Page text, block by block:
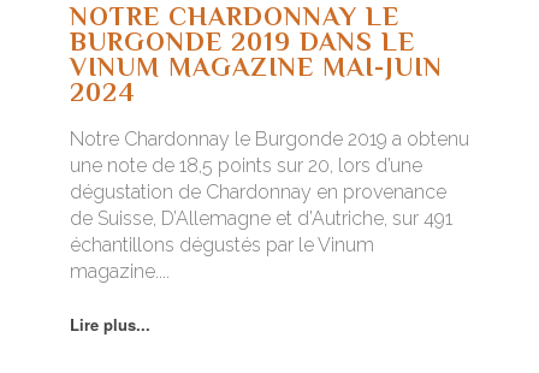
NOTRE CHARDONNAY LE
BURGONDE 2019 DANS LE
VINUM MAGAZINE MAI-JUIN
2024
Notre Chardonnay le Burgonde 2019 a obtenu
une note de 18,5 points sur 20, lors d’une
dégustation de Chardonnay en provenance
de Suisse, D’Allemagne et d’Autriche, sur 491
échantillons dégustés par le Vinum
magazine....
Lire plus...